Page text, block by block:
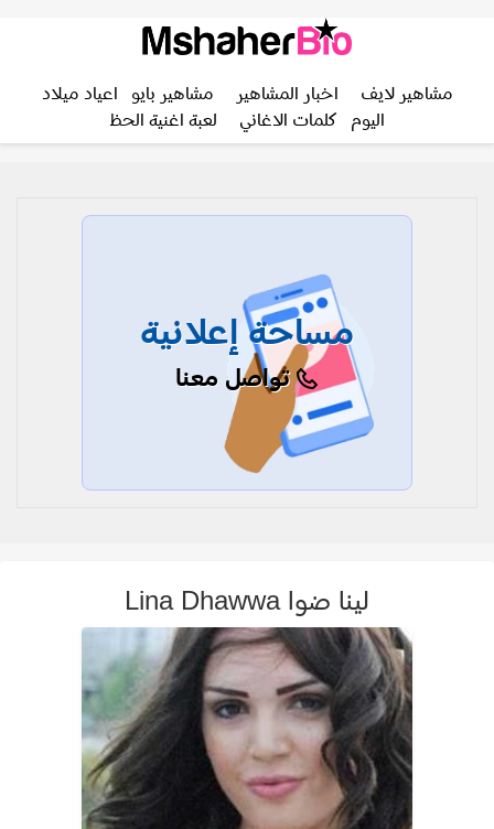
مشاهير لايف اخبار المشاهير مشاهير بايو
اعياد ميلاد
اليوم
كلمات الاغاني لعبة اغنية الحظ
مساحة إعلانية
تواصل معنا
لينا ضوا Lina Dhawwa